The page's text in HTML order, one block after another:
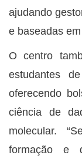
ajudando
e baseadas
O centro
estudantes
oferecendo
ciência de
molecular.
formação e